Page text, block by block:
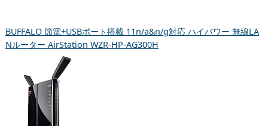
BUFFALO 節電+USBポート搭載 11n/a&n/g対応 ハイパワー 無線LA
Nルーター AirStation WZR-HP-AG300H